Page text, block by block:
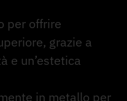
per offrire
grazie a
e un’estetica
in metallo per